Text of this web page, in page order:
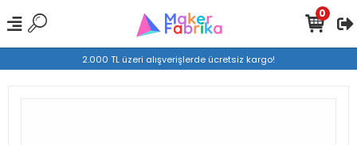
2.000 TL üzeri alışverişlerde ücretsiz kargo!
0